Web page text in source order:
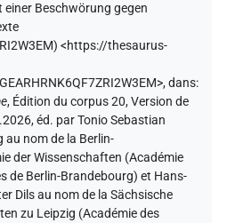
einer Beschwörung gegen
) <https://thesaurus-
,dans:
, Édition du corpus 20, Version de
éd. par Tonio Sebastian
au nom de la Berlin-
der Wissenschaften (Académie
de Berlin-Brandebourg) et Hans-
Dils au nom de la Sächsische
zu Leipzig (Académie des